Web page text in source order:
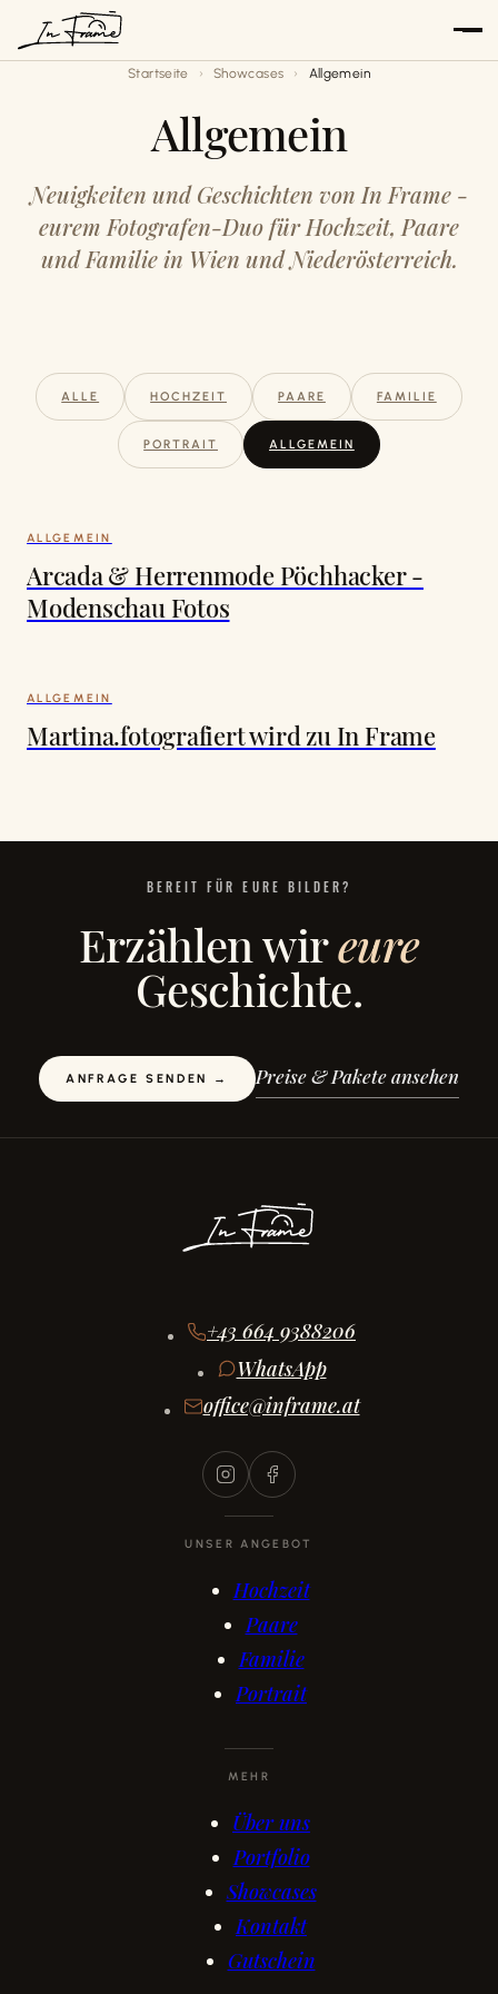
Inhalt
Startseite Showcases Allgemein
Allgemein
Neuigkeiten und Geschichten von In Frame -
eurem Fotografen-Duo für Hochzeit, Paare
und Familie in Wien und Niederösterreich.
ALLE HOCHZEIT PAARE FAMILIE
PORTRAIT ALLGEMEIN
ALLGEMEIN
Arcada & Herrenmode Pöchhacker -
Modenschau Fotos
ALLGEMEIN
Martina.fotografiert wird zu In Frame
BEREIT FÜR EURE BILDER?
Erzählen wireure
Geschichte.
ANFRAGE SENDEN → Preise & Pakete ansehen
+43 664 9388206
WhatsApp
office@inframe.at
UNSER ANGEBOT
Hochzeit
Paare
Familie
Portrait
MEHR
Über uns
Portfolio
Showcases
Kontakt
Gutschein